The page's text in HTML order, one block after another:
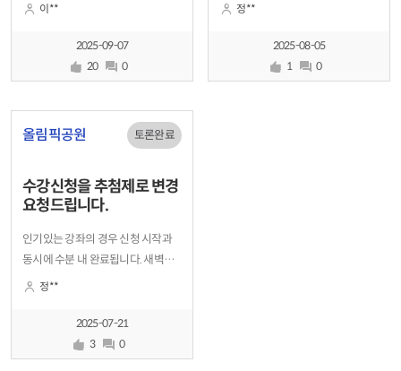
이 근처 대중교통이 편리하긴
하지만 역이랑도 멀고 수영처럼
짐이 적은게 아니여서 많은
가져오는데 주차비 부담까지
이**
2025-09-07
20
0
대광위를통과한 도면에는
사라졌습니다하남시청에
정**
2025-08-05
1
0
올림픽공원 토론완료
수강신청을 추첨제로 변경
요청드립니다.
인기있는 강좌의 경우 신청 시작과
동시에 수분 내 완료됩니다. 새벽
(00:10) 까지 기다리고 접속해도
넘습니다.이런 경우에는 선착순의
의미가 없어 보입니다. 만약 자동화
툴로 신청하는 사례가 있다면
정**
2025-07-21
3
0